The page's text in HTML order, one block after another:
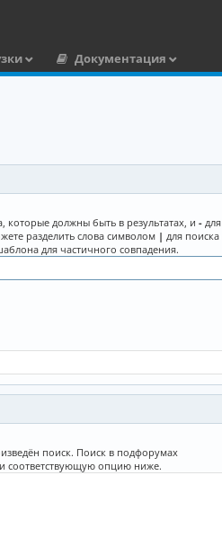
Документация
которые должны быть в результатах, и - для
разделить слова символом | для поиска
для частичного совпадения.
поиск. Поиск в подфорумах
соответствующую опцию ниже.